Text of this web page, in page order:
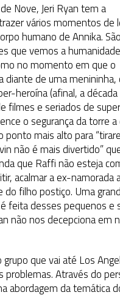
Nove, Jeri Ryan tem a
vários momentos de
humano de Annika.
que vemos a
no momento em que o
diante de uma menininha,
heroína (afinal, a
filmes e seriados de
o segurança da torre
ponto mais alto para
não é mais divertido”
que Raffi não esteja
acalmar a ex-namorada
filho postiço. Uma
feita desses pequenos e
não nos decepciona em
que vai até Los
problemas. Através do
abordagem da temática